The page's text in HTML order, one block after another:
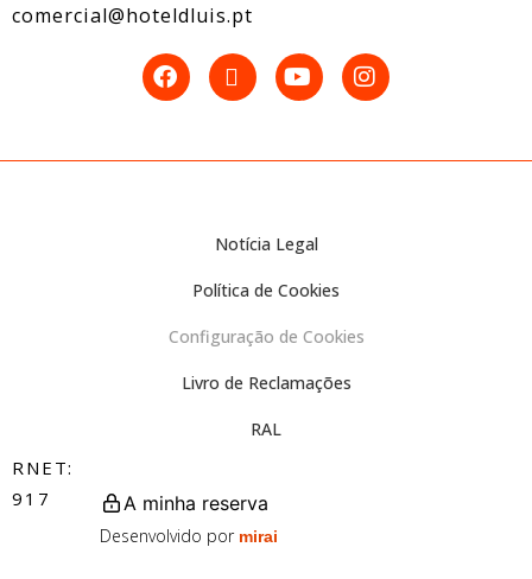
comercial@hoteldluis.pt
Notícia Legal
Política de Cookies
Configuração de Cookies
Livro de Reclamações
RAL
RNET:
917
A minha reserva
Desenvolvido por mirai